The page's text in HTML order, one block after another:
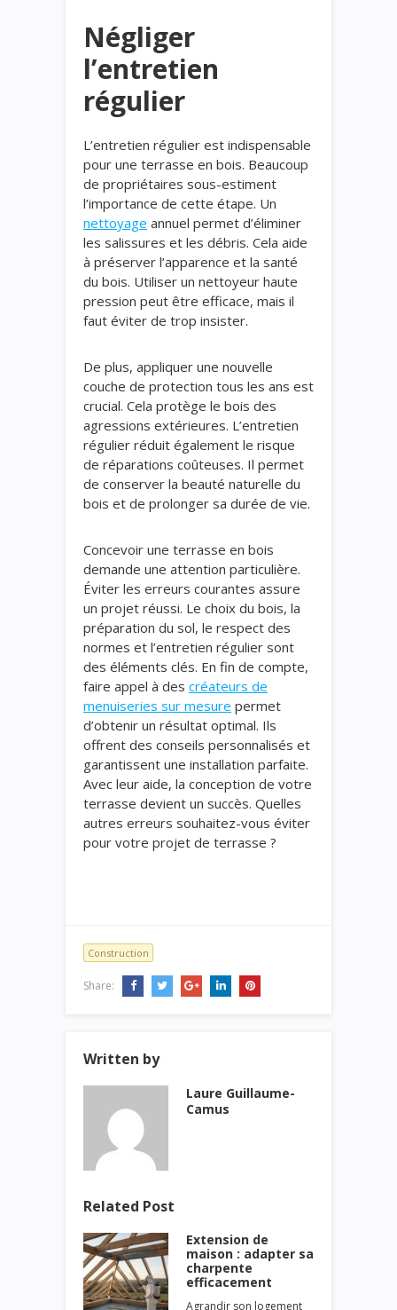
Négliger
l’entretien
régulier
L’entretien régulier est indispensable
pour une terrasse en bois. Beaucoup
de propriétaires sous-estiment
l’importance de cette étape. Un
nettoyage annuel permet d’éliminer
les salissures et les débris. Cela aide
à préserver l’apparence et la santé
du bois. Utiliser un nettoyeur haute
pression peut être efficace, mais il
faut éviter de trop insister.
De plus, appliquer une nouvelle
couche de protection tous les ans est
crucial. Cela protège le bois des
agressions extérieures. L’entretien
régulier réduit également le risque
de réparations coûteuses. Il permet
de conserver la beauté naturelle du
bois et de prolonger sa durée de vie.
Concevoir une terrasse en bois
demande une attention particulière.
Éviter les erreurs courantes assure
un projet réussi. Le choix du bois, la
préparation du sol, le respect des
normes et l’entretien régulier sont
des éléments clés. En fin de compte,
faire appel à des créateurs de
menuiseries sur mesure permet
d’obtenir un résultat optimal. Ils
offrent des conseils personnalisés et
garantissent une installation parfaite.
Avec leur aide, la conception de votre
terrasse devient un succès. Quelles
autres erreurs souhaitez-vous éviter
pour votre projet de terrasse ?
Construction
Share:
Written by
Laure Guillaume-
Camus
Related Post
Extension de
maison : adapter sa
charpente
efficacement
Agrandir son logement